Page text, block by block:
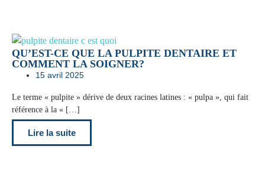
QU’EST-CE QUE LA PULPITE DENTAIRE ET
COMMENT LA SOIGNER?
15 avril 2025
Le terme « pulpite » dérive de deux racines latines : « pulpa », qui fait
référence à la « […]
Lire la suite